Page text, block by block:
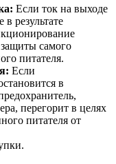
Если ток на выходе
в результате
защиты самого
питателя.
Если
в
перегорит в целях
питателя от